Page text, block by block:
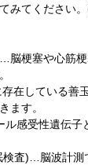
みてください
脳梗塞や心筋
在している善
ます。
ル感受性遺伝子
検査)…脳波計測